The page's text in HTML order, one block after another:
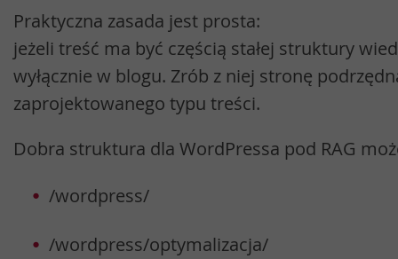
Praktyczna zasada jest prosta:
jeżeli treść ma być częścią stałej struktury
wyłącznie w blogu. Zrób z niej stronę
zaprojektowanego typu treści.
Dobra struktura dla WordPressa pod RAG
/wordpress/
/wordpress/optymalizacja/